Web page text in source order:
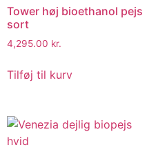
Tower høj bioethanol pejs
sort
4,295.00 kr.
Tilføj til kurv